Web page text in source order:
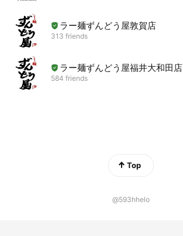
ラー麺ずんどう屋敦賀店
313 friends
ラー麺ずんどう屋福井大和田店
584 friends
Top
@593hhelo